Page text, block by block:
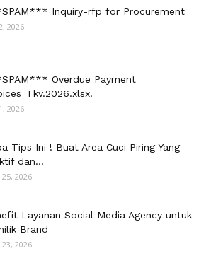
Inquiry-rfp for Procurement
2026
Overdue Payment
2026
Tips Ini ! Buat Area Cuci Piring Yang
dan...
25, 2026
Layanan Social Media Agency untuk
Brand
23, 2026